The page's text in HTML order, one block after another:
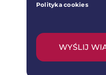
Polityka cookies
WYŚLIJ